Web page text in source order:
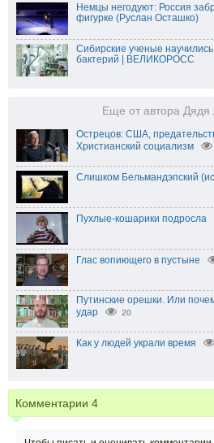
Немцы негодуют: Россия
фигурке (Руслан Осташко)
Сибирские ученые
бактерий | ВЕЛИКОРОСС
Еще от автора Дядя
Острецов: США,
Христианский социализм
Слишком Бельмандэпский
Пухлые-кошарики подросла
Глас вопиющего в пустыне
Путинские орешки. Или
удар
20
Как у людей украли время
Комментарии 4